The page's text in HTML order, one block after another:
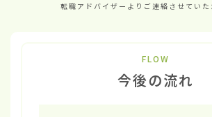
転職アドバイザーよりご連絡させていた
FLOW
今後の流れ